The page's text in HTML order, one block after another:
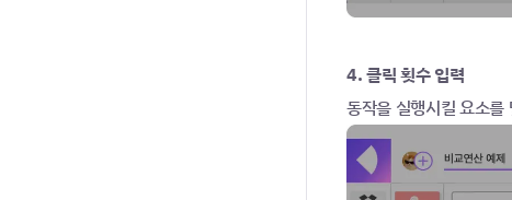
4. 클릭 횟수 입력
동작을 실행시킬 요소